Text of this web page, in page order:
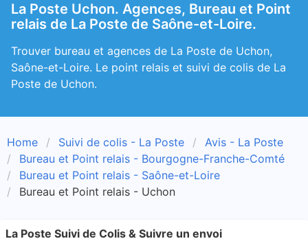
La Poste Uchon. Agences, Bureau et Point
relais de La Poste de Saône-et-Loire.
Trouver bureau et agences de La Poste de Uchon,
Saône-et-Loire. Le point relais et suivi de colis de La
Poste de Uchon.
Home Suivi de colis - La Poste
Avis - La Poste
Bureau et Point relais - Bourgogne-Franche-Comté
Bureau et Point relais - Saône-et-Loire
Bureau et Point relais - Uchon
La Poste Suivi de Colis & Suivre un envoi